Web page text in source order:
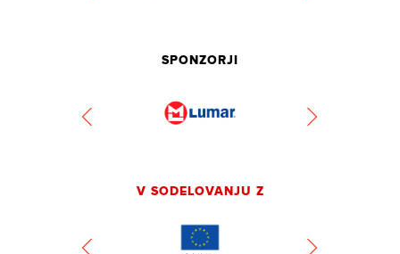
SPONZORJI
V SODELOVANJU Z